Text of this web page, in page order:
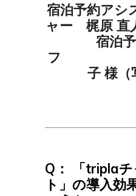
宿泊予約アシ
ャー 梶原 直
宿泊
フ 片
子 様（
Q： 「tripla
ト」の導入効